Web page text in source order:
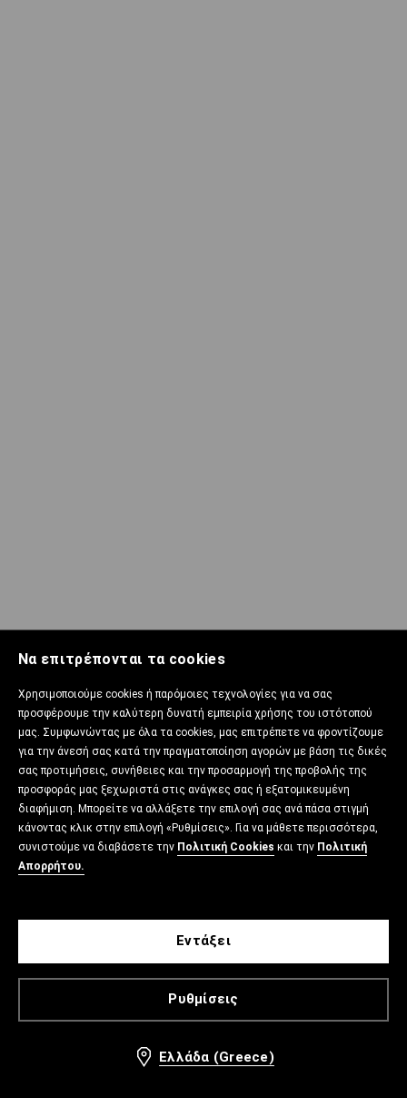
Να επιτρέπονται τα cookies
Χρησιμοποιούμε cookies ή παρόμοιες τεχνολογίες για να σας
προσφέρουμε την καλύτερη δυνατή εμπειρία χρήσης του ιστότοπού
μας. Συμφωνώντας με όλα τα cookies, μας επιτρέπετε να φροντίζουμε
για την άνεσή σας κατά την πραγματοποίηση αγορών με βάση τις δικές
σας προτιμήσεις, συνήθειες και την προσαρμογή της προβολής της
προσφοράς μας ξεχωριστά στις ανάγκες σας ή εξατομικευμένη
διαφήμιση. Μπορείτε να αλλάξετε την επιλογή σας ανά πάσα στιγμή
κάνοντας κλικ στην επιλογή «Ρυθμίσεις». Για να μάθετε περισσότερα,
συνιστούμε να διαβάσετε την Πολιτική Cookies και την Πολιτική
Απορρήτου.
Ρυθμίσεις
Εντάξει
Ελλάδα (Greece)